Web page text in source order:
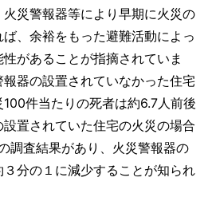
災警報器等により早期に火災の
、余裕をもった避難活動によっ
があることが指摘されていま
器の設置されていなかった住宅
件当たりの死者は約6.7人前後
置されていた住宅の火災の場合
調査結果があり、火災警報器の
分の１に減少することが知られ